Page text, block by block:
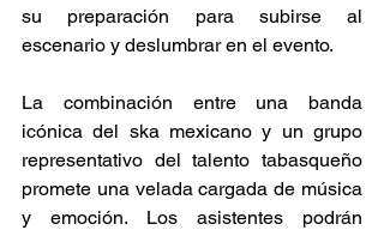
su preparación para subirse al
escenario y deslumbrar en el evento.
La combinación entre una banda
icónica del ska mexicano y un grupo
representativo del talento tabasqueño
promete una velada cargada de música
y emoción. Los asistentes podrán